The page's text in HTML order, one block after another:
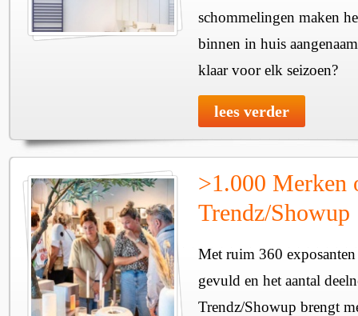
schommelingen maken
binnen in huis
klaar voor elk seizoen?
lees verder
>1.000 Merken
Trendz/Showup
Met ruim 360
gevuld en het aantal
Trendz/Showup brengt